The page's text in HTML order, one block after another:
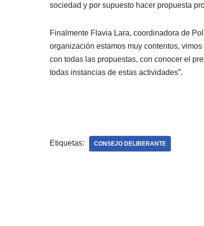
sociedad y por supuesto hacer propuesta
Finalmente Flavia Lara, coordinadora de
organización estamos muy contentos,
con todas las propuestas, con conocer el
todas instancias de estas actividades”.
Etiquetas: CONSEJO DELIBERANTE